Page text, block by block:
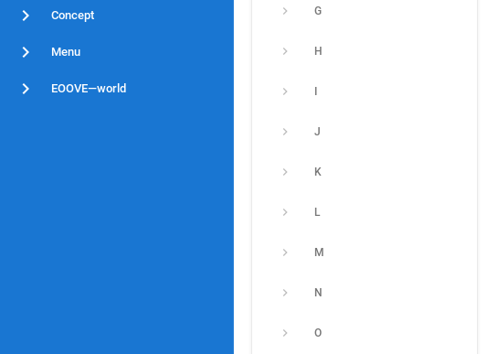
Concept
Menu
EOOVE—world
G
H
J
K
L
M
N
O